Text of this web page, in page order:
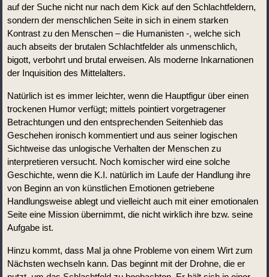
auf der Suche nicht nur nach dem Kick auf den Schlachtfeldern,
sondern der menschlichen Seite in sich in einem starken
Kontrast zu den Menschen – die Humanisten -, welche sich
auch abseits der brutalen Schlachtfelder als unmenschlich,
bigott, verbohrt und brutal erweisen. Als moderne Inkarnationen
der Inquisition des Mittelalters.
Natürlich ist es immer leichter, wenn die Hauptfigur über einen
trockenen Humor verfügt; mittels pointiert vorgetragener
Betrachtungen und den entsprechenden Seitenhieb das
Geschehen ironisch kommentiert und aus seiner logischen
Sichtweise das unlogische Verhalten der Menschen zu
interpretieren versucht. Noch komischer wird eine solche
Geschichte, wenn die K.I. natürlich im Laufe der Handlung ihre
von Beginn an von künstlichen Emotionen getriebene
Handlungsweise ablegt und vielleicht auch mit einer emotionalen
Seite eine Mission übernimmt, die nicht wirklich ihre bzw. seine
Aufgabe ist.
Hinzu kommt, dass Mal ja ohne Probleme von einem Wirt zum
Nächsten wechseln kann. Das beginnt mit der Drohne, die er